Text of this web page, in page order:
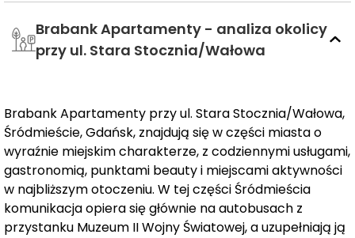
W cenie apartamentu znajduje się miejsce w hali
płatności.Wybrane mieszkania mająprywatne
ogródki,a wewnątrz osiedla powstajezielone,
kameralne patiodostępne dla mieszkańców.
Do dyspozycji mieszkańców będą bogateczęści
wspólne o powierzchni ponad 270 m²,obejmujące
prywatną strefę fitness, sauny parową i suchą,
Brabank Apartamenty - analiza okolicy
przy ul. Stara Stocznia/Wałowa
Brabank Apartamenty przy ul. Stara Stocznia/Wałowa,
Śródmieście, Gdańsk, znajdują się w części miasta o
wyraźnie miejskim charakterze, z codziennymi usługami,
gastronomią, punktami beauty i miejscami aktywności
w najbliższym otoczeniu. W tej części Śródmieścia
komunikacja opiera się głównie na autobusach z
przystanku Muzeum II Wojny Światowej, a uzupełniają ją